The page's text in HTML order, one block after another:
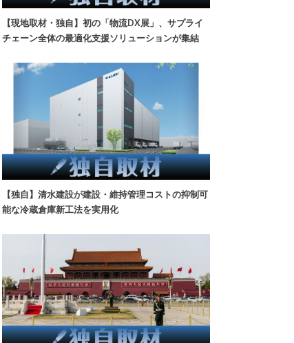
【現地取材・独自】初の「物流DX展」、サプライ
チェーン全体の最適化支援ソリューションが集結
【独自】清水建設が建設・維持管理コストの抑制可
能な冷蔵倉庫新工法を実用化